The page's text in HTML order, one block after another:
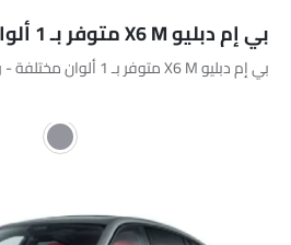
بي إم دبليو X6 M متوفر بـ 1 ألوان
بي إم دبليو X6 M متوفر بـ 1 ألوان مختلفة - رمادي.